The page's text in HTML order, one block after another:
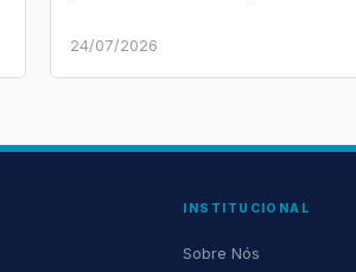
24/07/2026
INSTITUCIONAL
Sobre Nós